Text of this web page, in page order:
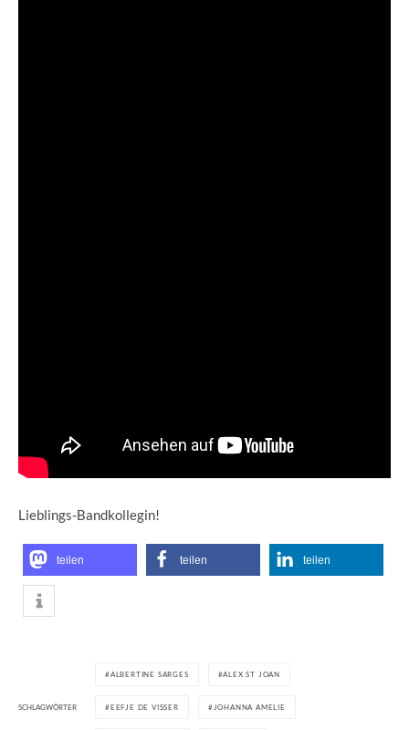
Lieblings-Bandkollegin!
teilen teilen teilen
SCHLAGWÖRTER
ALBERTINE SARGES ALEX ST JOAN
EEFJE DE VISSER JOHANNA AMELIE